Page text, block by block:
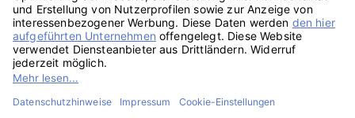
PayPal Visa MasterCardKlarna Sepa